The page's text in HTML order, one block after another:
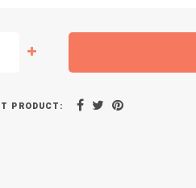
PRODUCT: